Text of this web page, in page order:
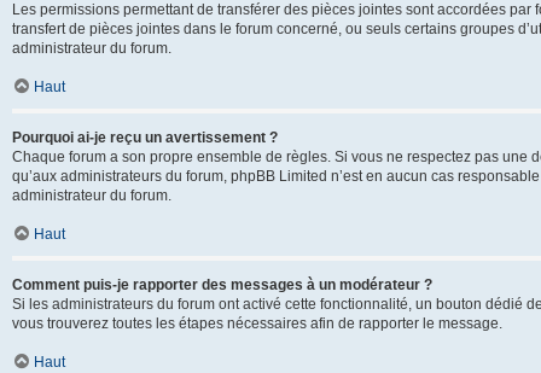
Les permissions permettant de transférer des pièces jointes sont accordées
transfert de pièces jointes dans le forum concerné, ou seuls certains groupes
administrateur du forum.
Haut
Pourquoi ai-je reçu un avertissement ?
Chaque forum a son propre ensemble de règles. Si vous ne respectez pas une
qu’aux administrateurs du forum, phpBB Limited n’est en aucun cas
administrateur du forum.
Haut
Comment puis-je rapporter des messages à un modérateur ?
Si les administrateurs du forum ont activé cette fonctionnalité, un bouton dédié
vous trouverez toutes les étapes nécessaires afin de rapporter le message.
Haut